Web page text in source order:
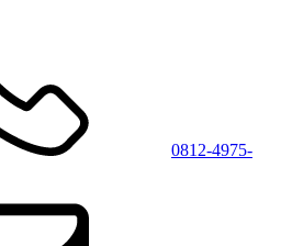
0812-4975-